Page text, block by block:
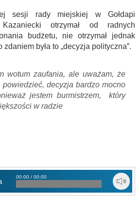
sesji rady miejskiej w Gołdapi
otrzymał od radnych
budżetu, nie otrzymał jednak
była to „decyzja polityczna”.
wotum zaufania, ale uważam, że
powiedzieć, decyzja bardzo mocno
jestem burmistrzem, który
w radzie
00:00 / 00:00